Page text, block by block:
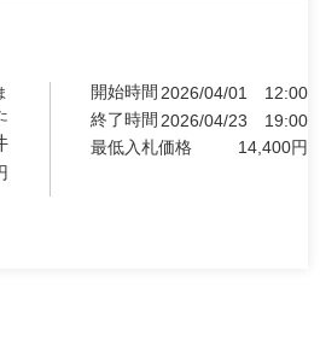
開始時間 2026/04/01
12:00
終了時間 2026/04/23
19:00
最低入札価格
14,400円